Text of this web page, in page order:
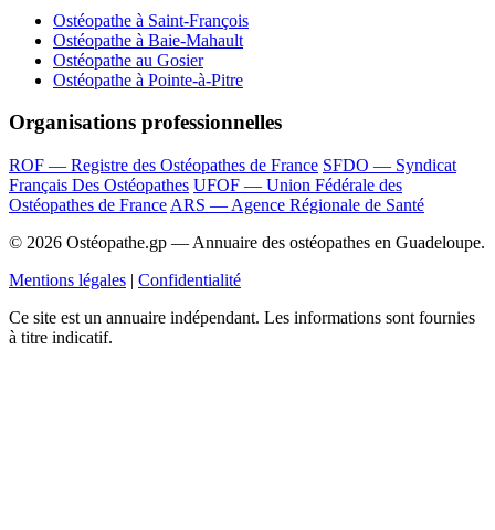
Ostéopathe à Saint-François
Ostéopathe à Baie-Mahault
Ostéopathe au Gosier
Ostéopathe à Pointe-à-Pitre
Organisations professionnelles
ROF — Registre des Ostéopathes de France SFDO — Syndicat
Français Des Ostéopathes UFOF — Union Fédérale des
Ostéopathes de France ARS — Agence Régionale de Santé
© 2026 Ostéopathe.gp — Annuaire des ostéopathes en Guadeloupe.
Mentions légales | Confidentialité
Ce site est un annuaire indépendant. Les informations sont fournies
à titre indicatif.